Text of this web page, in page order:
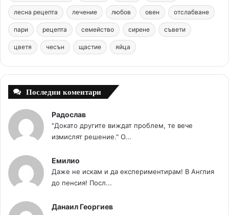
o
o
k
r
e
s
t
b
e
g
r
m
m
лесна рецепта лечение любов овен отслабване
пари рецепта семейство сирене съвети
цветя чесън щастие яйца
Последни коментари
Радослав
"Докато другите виждат проблем, те вече
измислят решение." О...
Емилио
Даже не искам и да експериментирам! В Англия
до пенсия! Посл...
Данаил Георгиев